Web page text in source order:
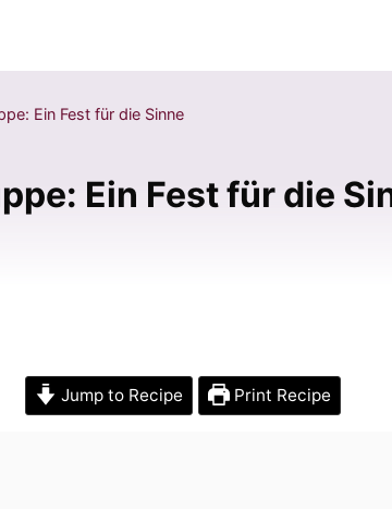
Ein Fest für die Sinne
Ein Fest für die
Jump to Recipe Print Recipe